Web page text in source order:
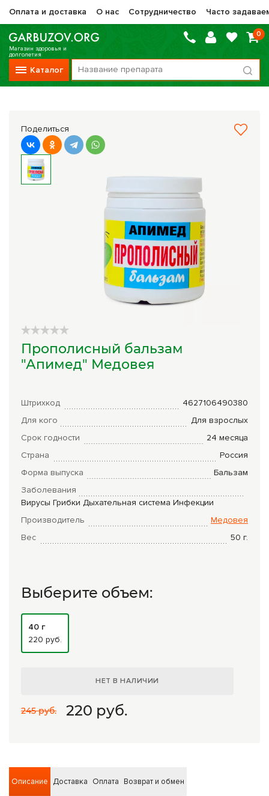
Оплата и доставка О нас Сотрудничество Часто
Магазин здоровья и
долголетия
Каталог
0
Препараты НТК Жизненная Сила
Сашера-Мед
Препараты при онкологии
Прочие фитопрепараты
Травяной чай
Специи
Натуральные растительные масла
Лечебные мази
Средства личной гигиены
Приборы лечебные
Книги Гарбузова Г.А.
Комплексные программы лечения
Поделиться
Прополисный бальзам
"Апимед" Медовея
Штрихкод
4627106490380
Для кого
Для взрослых
Срок годности
24 месяца
Страна
Россия
Форма выпуска
Бальзам
Заболевания
Вирусы Грибки Дыхательная система Инфекции
Производитель
Медовея
Вес
50 г.
Выберите объем:
40 г
220 руб.
НЕТ В НАЛИЧИИ
245 руб. 220 руб.
Описание Доставка Оплата Возврат и обмен